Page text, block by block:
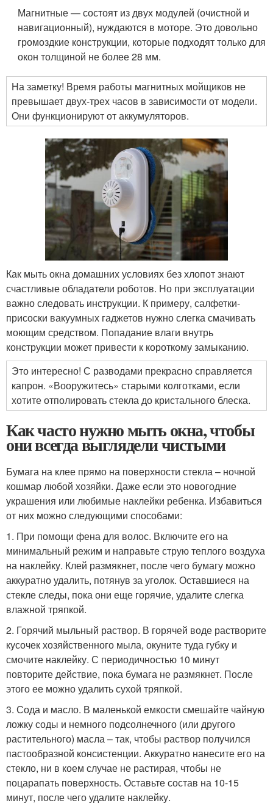
Магнитные — состоят из двух модулей (очистной и
навигационный), нуждаются в моторе. Это довольно
громоздкие конструкции, которые подходят только для
окон толщиной не более 28 мм.
На заметку! Время работы магнитных мойщиков не
превышает двух-трех часов в зависимости от модели.
Они функционируют от аккумуляторов.
Как мыть окна домашних условиях без хлопот знают
счастливые обладатели роботов. Но при эксплуатации
важно следовать инструкции. К примеру, салфетки-
присоски вакуумных гаджетов нужно слегка смачивать
моющим средством. Попадание влаги внутрь
конструкции может привести к короткому замыканию.
Это интересно! С разводами прекрасно справляется
капрон. «Вооружитесь» старыми колготками, если
хотите отполировать стекла до кристального блеска.
Как часто нужно мыть окна, чтобы
они всегда выглядели чистыми
Бумага на клее прямо на поверхности стекла – ночной
кошмар любой хозяйки. Даже если это новогодние
украшения или любимые наклейки ребенка. Избавиться
от них можно следующими способами:
1. При помощи фена для волос. Включите его на
минимальный режим и направьте струю теплого воздуха
на наклейку. Клей размякнет, после чего бумагу можно
аккуратно удалить, потянув за уголок. Оставшиеся на
стекле следы, пока они еще горячие, удалите слегка
влажной тряпкой.
2. Горячий мыльный раствор. В горячей воде растворите
кусочек хозяйственного мыла, окуните туда губку и
смочите наклейку. С периодичностью 10 минут
повторите действие, пока бумага не размякнет. После
этого ее можно удалить сухой тряпкой.
3. Сода и масло. В маленькой емкости смешайте чайную
ложку соды и немного подсолнечного (или другого
растительного) масла – так, чтобы раствор получился
пастообразной консистенции. Аккуратно нанесите его на
стекло, ни в коем случае не растирая, чтобы не
поцарапать поверхность. Оставьте состав на 10-15
минут, после чего удалите наклейку.